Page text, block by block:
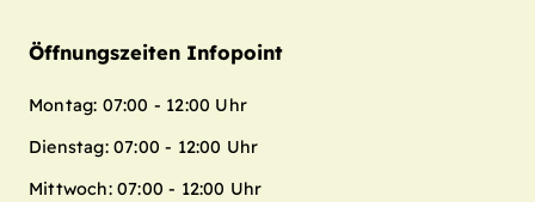
Öffnungszeiten Infopoint
Montag: 07:00 - 12:00 Uhr
Dienstag: 07:00 - 12:00 Uhr
Mittwoch: 07:00 - 12:00 Uhr